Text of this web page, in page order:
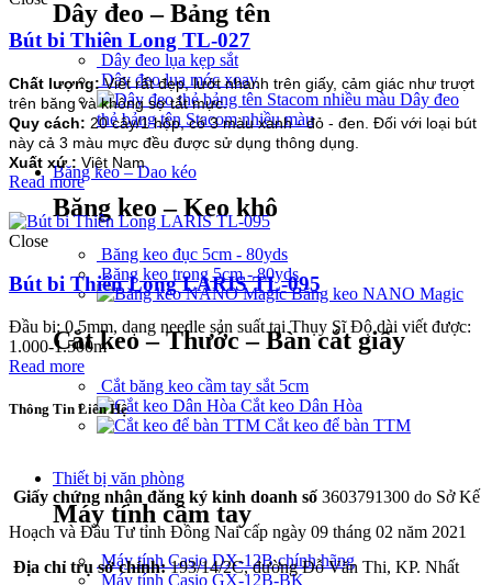
Dây đeo – Bảng tên
Dây đeo lụa kẹp sắt
Dây đeo lụa móc xoay
Dây đeo
thẻ bảng tên Stacom nhiều màu
Băng keo – Dao kéo
Băng keo – Keo khô
Băng keo đục 5cm - 80yds
Băng keo trong 5cm - 80yds
Băng keo NANO Magic
Cắt keo – Thước – Bàn cắt giấy
Cắt băng keo cầm tay sắt 5cm
Cắt keo Dân Hòa
Cắt keo để bàn TTM
Thiết bị văn phòng
Máy tính cầm tay
Máy tính Casio DX-12B chính hãng
Máy tính Casio GX-12B-BK
Bút bi Thiên Long TL-027
Chất lượng:Viết rất đẹp, lướt nhanh trên giấy, cảm giác như trượt
trên băng và không sợ tắt mực.
Quy cách: 20 cây/1 hộp, có 3 màu xanh - đỏ - đen. Đối với loại bút
này cả 3 màu mực đều được sử dụng thông dụng.
Xuất xứ : Việt Nam
Read more
Close
Bút bi Thiên Long LARIS TL-095
Đầu bi: 0.5mm, dạng needle sản suất tại Thụy Sĩ Độ dài viết được:
1.000-1.500m
Read more
Thông Tin Liên Hệ
Giấy chứng nhận đăng ký kinh doanh số 3603791300 do Sở Kế
Hoạch và Đầu Tư tỉnh Đồng Nai cấp ngày 09 tháng 02 năm 2021
Địa chỉ trụ sở chính:193/14/2C, đường Đỗ Văn Thi, KP. Nhất